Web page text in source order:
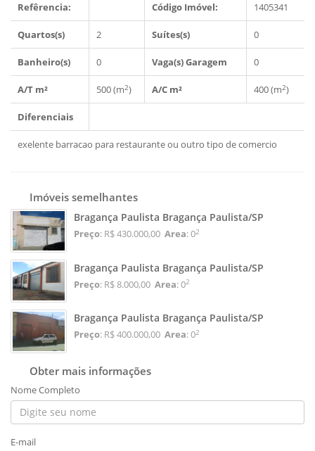
Refêrencia: Código Imóvel: 1405341
Quartos(s) 2 Suítes(s) 0
Banheiro(s) 0 Vaga(s) Garagem 0
A/T m² 500 (m2) A/C m² 400 (m2)
Diferenciais
exelente barracao para restaurante ou outro tipo de comercio
Imóveis semelhantes
Bragança Paulista Bragança Paulista/SP
Preço: R$ 430.000,00 Area: 02
Bragança Paulista Bragança Paulista/SP
Preço: R$ 8.000,00 Area: 02
Bragança Paulista Bragança Paulista/SP
Preço: R$ 400.000,00 Area: 02
Obter mais informações
Nome Completo
E-mail